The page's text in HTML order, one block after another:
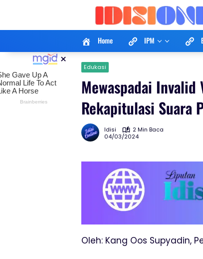
Home IPM
× Edukasi
Mewaspadai
Rekapitulasi Suara
Idisi
2 Min Baca
04/03/2024
Oleh: Kang Oos Supyadin,